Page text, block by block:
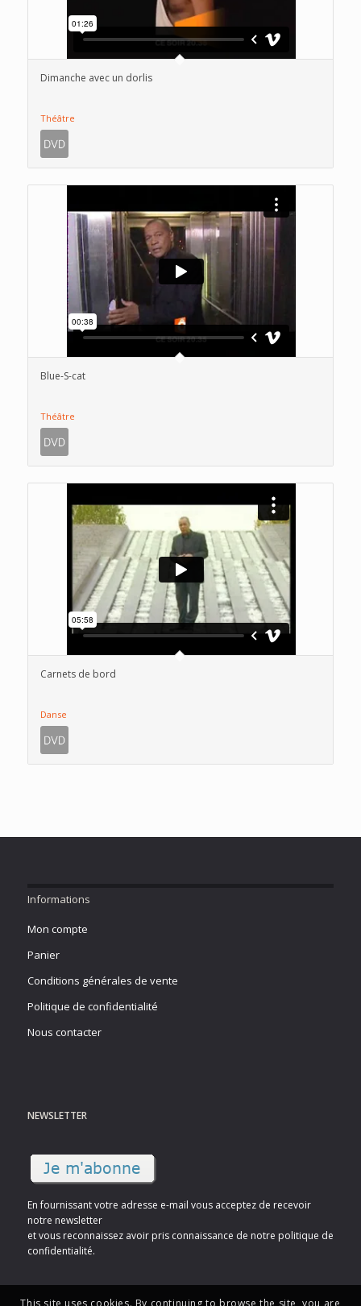
Dimanche avec un dorlis
Théâtre
Blue-S-cat
Théâtre
Carnets de bord
Danse
Informations
Mon compte
Panier
Conditions générales de vente
Politique de confidentialité
Nous contacter
NEWSLETTER
En fournissant votre adresse e-mail vous acceptez de recevoir
notre newsletter
et vous reconnaissez avoir pris connaissance de notre politique de
confidentialité.